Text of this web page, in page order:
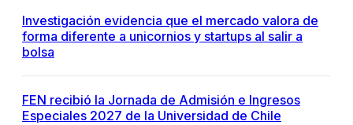
Investigación evidencia que el mercado valora de
forma diferente a unicornios y startups al salir a
bolsa
FEN recibió la Jornada de Admisión e Ingresos
Especiales 2027 de la Universidad de Chile